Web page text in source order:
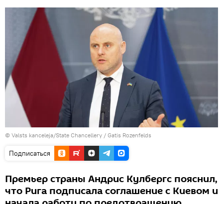
© Valsts kanceleja/State Chancellery / Gatis Rozenfelds
Подписаться
Премьер страны Андрис Кулбергс пояснил,
что Рига подписала соглашение с Киевом и